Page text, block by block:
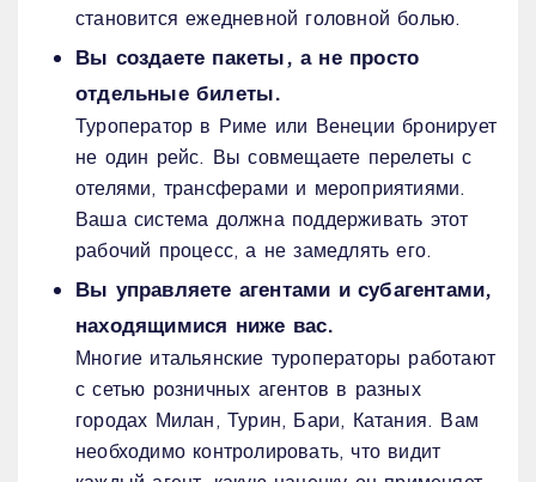
становится ежедневной головной болью.
Вы создаете пакеты, а не просто
отдельные билеты.
Туроператор в Риме или Венеции бронирует
не один рейс. Вы совмещаете перелеты с
отелями, трансферами и мероприятиями.
Ваша система должна поддерживать этот
рабочий процесс, а не замедлять его.
Вы управляете агентами и субагентами,
находящимися ниже вас.
Многие итальянские туроператоры работают
с сетью розничных агентов в разных
городах Милан, Турин, Бари, Катания. Вам
необходимо контролировать, что видит